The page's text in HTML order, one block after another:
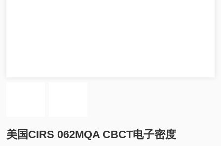
美国CIRS 062MQA CBCT电子密度